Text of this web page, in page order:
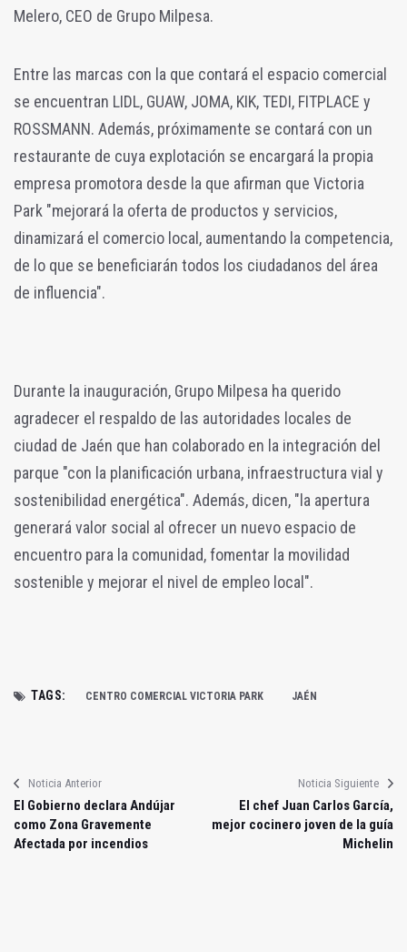
Melero, CEO de Grupo Milpesa.
Entre las marcas con la que contará el espacio comercial
se encuentran LIDL, GUAW, JOMA, KIK, TEDI, FITPLACE y
ROSSMANN. Además, próximamente se contará con un
restaurante de cuya explotación se encargará la propia
empresa promotora desde la que afirman que Victoria
Park "mejorará la oferta de productos y servicios,
dinamizará el comercio local, aumentando la competencia,
de lo que se beneficiarán todos los ciudadanos del área
de influencia".
Durante la inauguración, Grupo Milpesa ha querido
agradecer el respaldo de las autoridades locales de
ciudad de Jaén que han colaborado en la integración del
parque "con la planificación urbana, infraestructura vial y
sostenibilidad energética". Además, dicen, "la apertura
generará valor social al ofrecer un nuevo espacio de
encuentro para la comunidad, fomentar la movilidad
sostenible y mejorar el nivel de empleo local".
TAGS: CENTRO COMERCIAL VICTORIA PARK JAÉN
Noticia Anterior
El Gobierno declara Andújar
como Zona Gravemente
Afectada por incendios
Noticia Siguiente
El chef Juan Carlos García,
mejor cocinero joven de la guía
Michelin